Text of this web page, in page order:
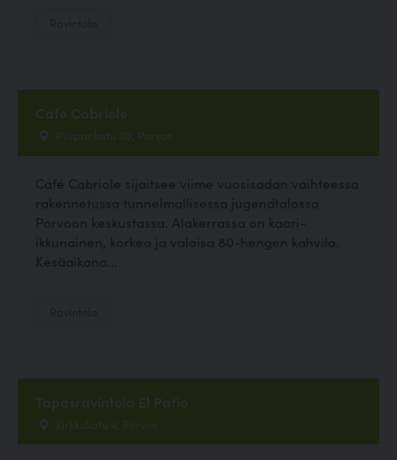
Cafe Cabriole
Piispankatu 30, Porvoo
Café Cabriole sijaitsee viime vuosisadan vaihteessa
rakennetussa tunnelmallisessa jugendtalossa
Porvoon keskustassa. Alakerrassa on kaari-
ikkunainen, korkea ja valoisa 80-hengen kahvila.
Kesäaikana...
Tapasravintola El Patio
Kirkkokatu 4, Porvoo